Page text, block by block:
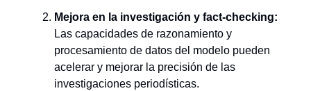
Mejora en la investigación y fact-checking:
Las capacidades de razonamiento y
procesamiento de datos del modelo pueden
acelerar y mejorar la precisión de las
investigaciones periodísticas.